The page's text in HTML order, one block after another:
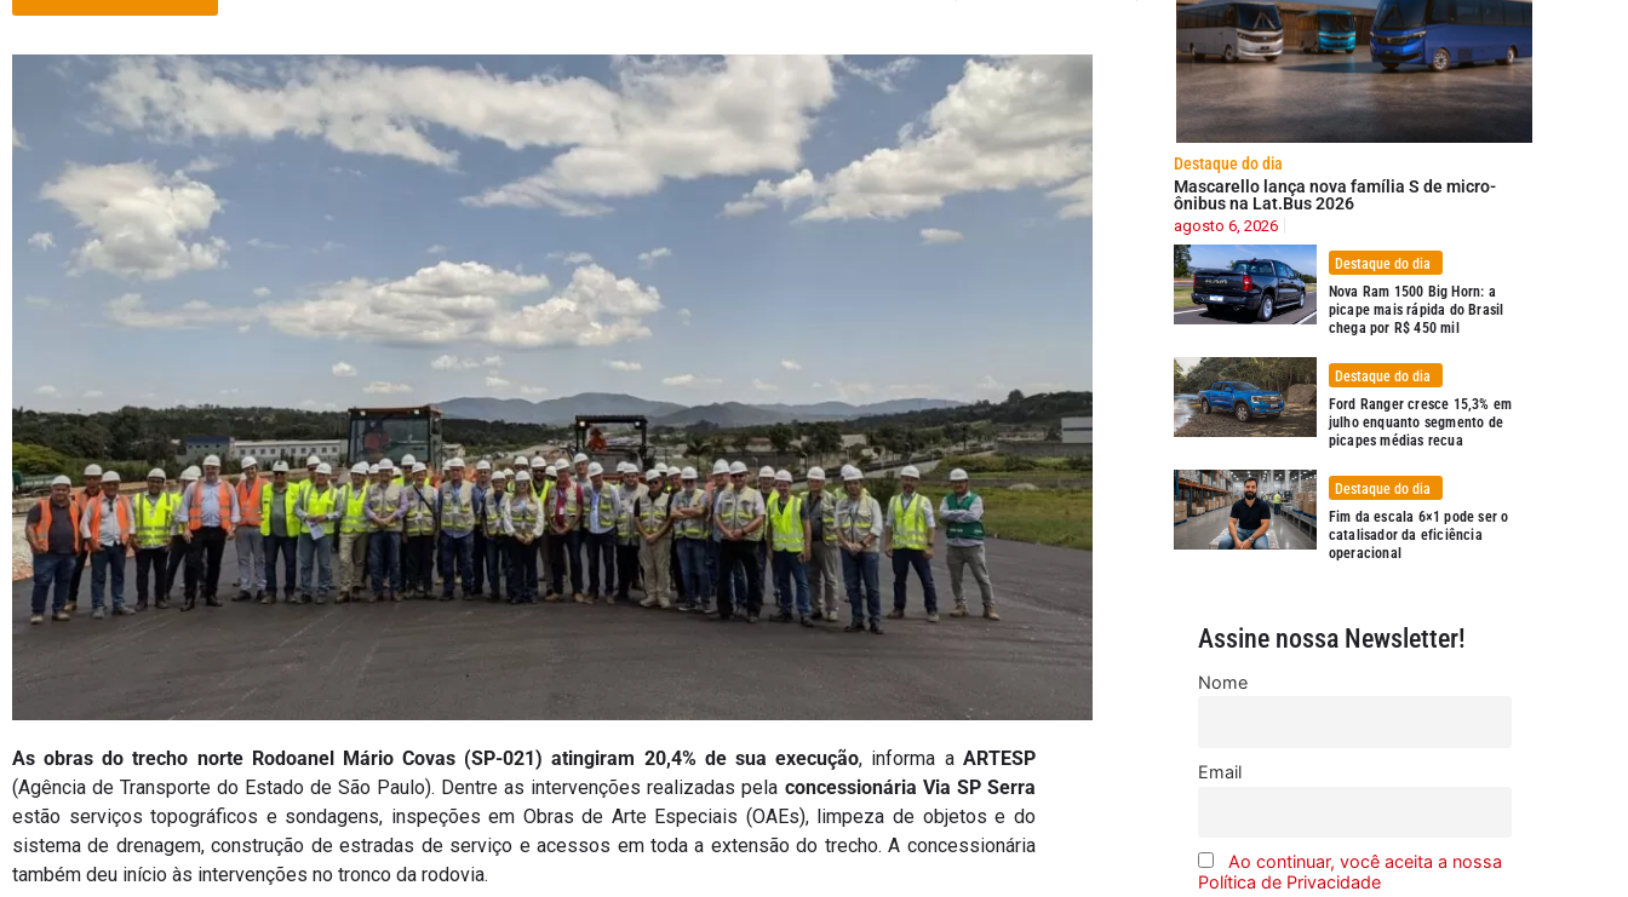
As obras do trecho norte Rodoanel Mário Covas (SP-021) atingiram 20,4% de sua execução, informa a ARTESP
(Agência de Transporte do Estado de São Paulo). Dentre as intervenções realizadas pela concessionária Via SP Serra
estão serviços topográficos e sondagens, inspeções em Obras de Arte Especiais (OAEs), limpeza de objetos e do
sistema de drenagem, construção de estradas de serviço e acessos em toda a extensão do trecho. A concessionária
também deu início às intervenções no tronco da rodovia.
Destaque do dia
Mascarello lança nova família S de micro-
ônibus na Lat.Bus 2026
agosto 6, 2026
Destaque do dia
Nova Ram 1500 Big Horn: a
picape mais rápida do Brasil
chega por R$ 450 mil
Destaque do dia
Ford Ranger cresce 15,3% em
julho enquanto segmento de
picapes médias recua
Destaque do dia
Fim da escala 6×1 pode ser o
catalisador da eficiência
operacional
Assine nossa Newsletter!
Nome
Email
Ao continuar, você aceita a nossa
Política de Privacidade